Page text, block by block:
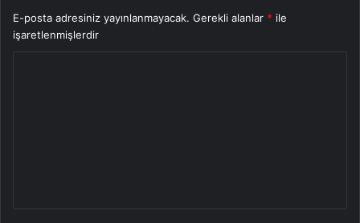
E-posta adresiniz yayınlanmayacak. Gerekli alanlar * ile
işaretlenmişlerdir